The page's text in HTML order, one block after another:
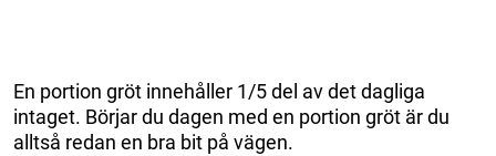
En portion gröt innehåller 1/5 del av det dagliga
intaget. Börjar du dagen med en portion gröt är du
alltså redan en bra bit på vägen.